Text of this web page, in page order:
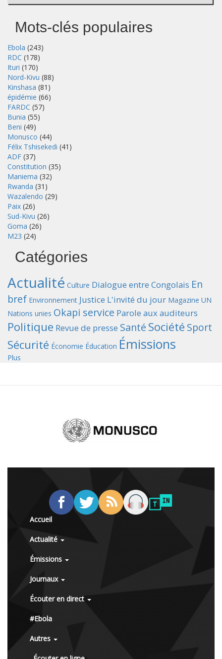
Mots-clés populaires
Ebola (243)
RDC (178)
Ituri (170)
Nord-Kivu (88)
Kinshasa (81)
épidémie (66)
FARDC (57)
Bunia (55)
Beni (49)
Monusco (44)
Félix Tshisekedi (41)
ADF (37)
Constitution (35)
Maniema (32)
Rwanda (31)
Wazalendo (29)
Paix (26)
Sud-Kivu (26)
Goma (26)
M23 (24)
Catégories
Actualité Culture Dialogue entre Congolais En
bref Environnement Justice L'invité du jour Magazine UN
Nations unies Okapi service Parole aux auditeurs
Politique Revue de presse Santé Société Sport
Sécurité Économie Éducation Émissions
Plus
Accueil
Actualité
Émissions
Journaux
Écouter en direct
#Ebola
Autres